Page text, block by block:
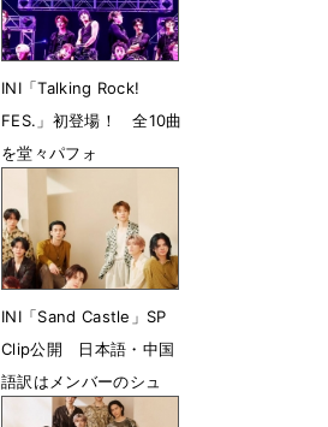
INI「Talking Rock!
FES.」初登場！ 全10曲
を堂々パフォ
7月12日 11時55分
INI「Sand Castle」SP
Clip公開 日本語・中国
語訳はメンバーのシュ
ウ・フェンファンが担当